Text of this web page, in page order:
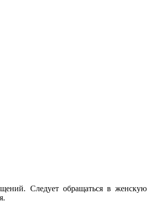
Следует обращаться в женскую